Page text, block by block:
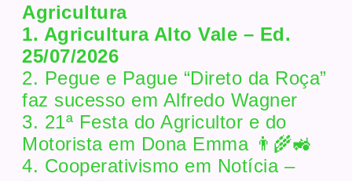
Agricultura
1. Agricultura Alto Vale – Ed.
25/07/2026
2. Pegue e Pague “Direto da Roça”
faz sucesso em Alfredo Wagner
3. 21ª Festa do Agricultor e do
Motorista em Dona Emma 👨‍🌾🚜
4. Cooperativismo em Notícia –